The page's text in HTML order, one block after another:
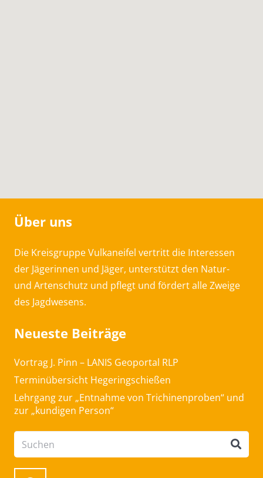
Über uns
Die Kreisgruppe Vulkaneifel vertritt die Interessen
der Jägerinnen und Jäger, unterstützt den Natur-
und Artenschutz und pflegt und fördert alle Zweige
des Jagdwesens.
Neueste Beiträge
Vortrag J. Pinn – LANIS Geoportal RLP
Terminübersicht Hegeringschießen
Lehrgang zur „Entnahme von Trichinenproben“ und
zur „kundigen Person“